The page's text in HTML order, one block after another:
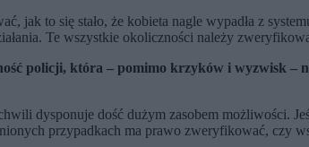
jak to się stało, że kobieta nagle wypadła z
Te wszystkie okoliczności należy
policji, która – pomimo krzyków i wyzwisk –
dysponuje dość dużym zasobem możliwości.
przypadkach ma prawo zweryfikować, czy